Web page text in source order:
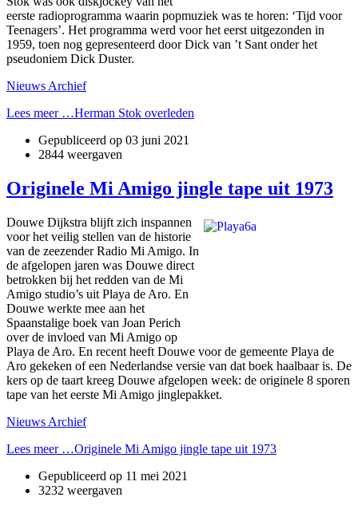
eerste radioprogramma waarin popmuziek was te horen: ‘Tijd voor
Teenagers’. Het programma werd voor het eerst uitgezonden in
1959, toen nog gepresenteerd door Dick van ’t Sant onder het
pseudoniem Dick Duster.
Nieuws Archief
Lees meer …Herman Stok overleden
Gepubliceerd op 03 juni 2021
2844 weergaven
Originele Mi Amigo jingle tape uit 1973
Douwe Dijkstra blijft zich inspannen
voor het veilig stellen van de historie
van de zeezender Radio Mi Amigo. In
de afgelopen jaren was Douwe direct
betrokken bij het redden van de Mi
Amigo studio’s uit Playa de Aro. En
Douwe werkte mee aan het
Spaanstalige boek van Joan Perich
over de invloed van Mi Amigo op
Playa de Aro. En recent heeft Douwe voor de gemeente Playa de
Aro gekeken of een Nederlandse versie van dat boek haalbaar is. De
kers op de taart kreeg Douwe afgelopen week: de originele 8 sporen
tape van het eerste Mi Amigo jinglepakket.
Nieuws Archief
Lees meer …Originele Mi Amigo jingle tape uit 1973
Gepubliceerd op 11 mei 2021
3232 weergaven